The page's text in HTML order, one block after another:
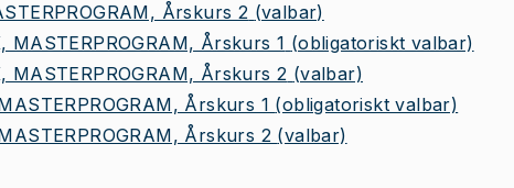
Årskurs 2 (valbar)
Årskurs 1 (obligatoriskt valbar)
MASTERPROGRAM, Årskurs 2 (valbar)
Årskurs 1 (obligatoriskt valbar)
Årskurs 2 (valbar)